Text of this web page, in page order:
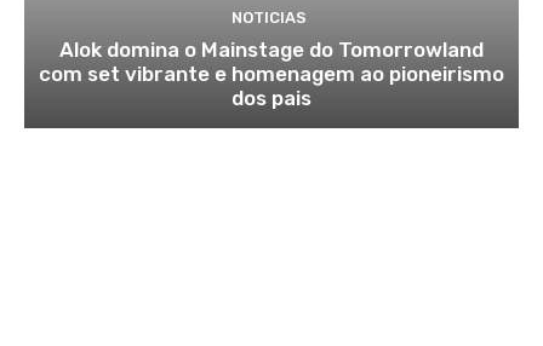
NOTICIAS
Alok domina o Mainstage do Tomorrowland
com set vibrante e homenagem ao pioneirismo
dos pais